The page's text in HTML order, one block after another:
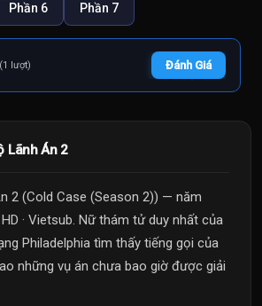
Phần 6 Phần 7
(1 lượt) Đánh Giá
Lãnh Án 2
2 (Cold Case (Season 2)) — năm
· Vietsub. Nữ thám tử duy nhất của
Philadelphia tìm thấy tiếng gọi của
những vụ án chưa bao giờ được giải